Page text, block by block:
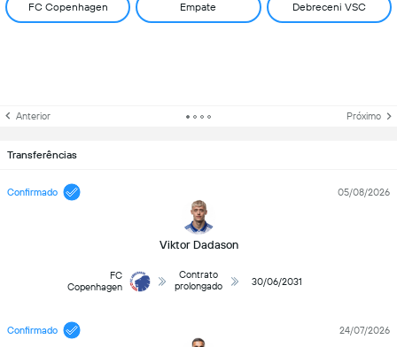
FC Copenhagen Empate Debreceni VSC
Anterior Próximo
Transferências
Confirmado
Viktor Dadason
05/08/2026
FC
Copenhagen
Contrato
prolongado
30/06/2031
Confirmado 24/07/2026